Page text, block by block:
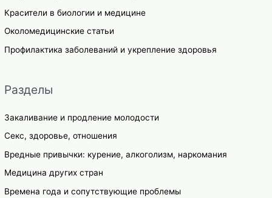
Красители в биологии и медицине
Околомедицинские статьи
Профилактика заболеваний и укрепление здоровья
Разделы
Закаливание и продление молодости
Секс, здоровье, отношения
Вредные привычки: курение, алкоголизм, наркомания
Медицина других стран
Времена года и сопутствующие проблемы